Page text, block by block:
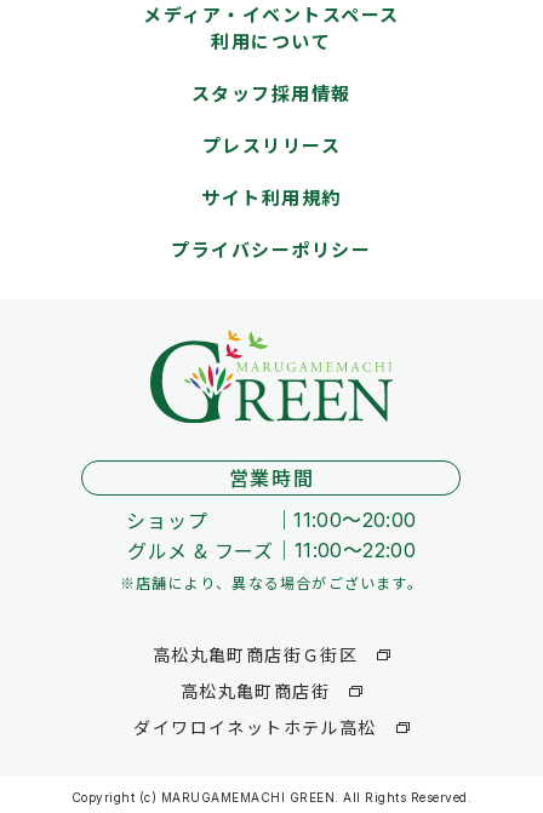
メディア・イベントスペース
利用について
スタッフ採用情報
プレスリリース
サイト利用規約
プライバシーポリシー
営業時間
ショップ
11:00～20:00
グルメ & フーズ 11:00～22:00
※店舗により、異なる場合がございます。
高松丸亀町商店街Ｇ街区
高松丸亀町商店街
ダイワロイネットホテル高松
Copyright (c) MARUGAMEMACHI GREEN. All Rights Reserved.